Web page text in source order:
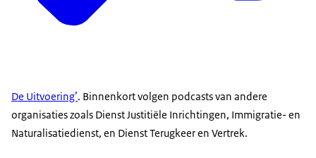
De Uitvoering’. Binnenkort volgen podcasts van andere
organisaties zoals Dienst Justitiële Inrichtingen, Immigratie- en
Naturalisatiedienst, en Dienst Terugkeer en Vertrek.